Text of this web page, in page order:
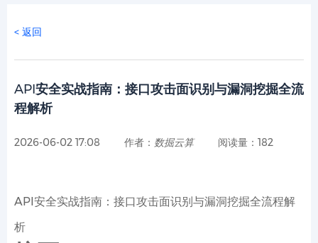
< 返回
API安全实战指南：接口攻击面识别与漏洞挖掘全流
程解析
2026-06-02 17:08 作者： 数掘云算 阅读量：182
API安全实战指南：接口攻击面识别与漏洞挖掘全流程解
析